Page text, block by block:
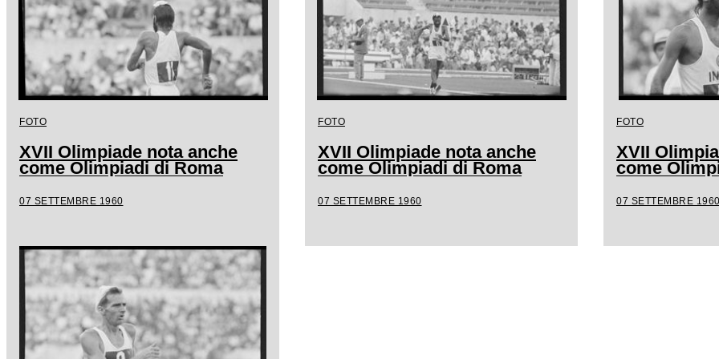
FOTO
XVII Olimpiade nota anche
come Olimpiadi di Roma
07 SETTEMBRE 1960
FOTO
XVII Olimpiade nota anche
come Olimpiadi di Roma
07 SETTEMBRE 1960
FOTO
XVII
come
07 SETTEMBRE